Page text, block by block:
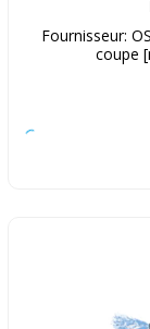
Fournisseur:
coupe